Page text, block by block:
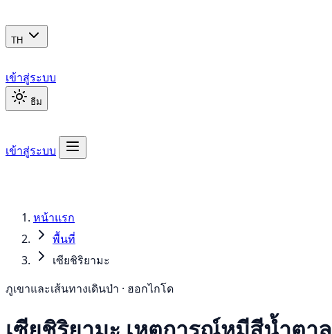
TH
เข้าสู่ระบบ
ธีม
เข้าสู่ระบบ
หน้าแรก
พื้นที่
เซียชิริยามะ
ภูเขาและเส้นทางเดินป่า · ฮอกไกโด